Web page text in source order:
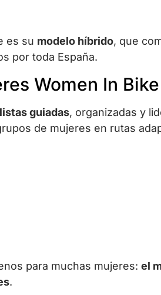
es su modelo híbrido, que
por toda España.
Women In Bike
guiadas, organizadas y
de mujeres en rutas
para muchas mujeres: el
.